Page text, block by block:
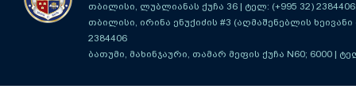
თბილისი, ლუბლიანას ქუჩა 36 | ტელ: (+995 32)
თბილისი, ირინა ენუქიძის #3 (აღმაშენებლის ხეივანი
2384406
ბათუმი, მახინჯაური, თამარ მეფის ქუჩა N60; 6000 |